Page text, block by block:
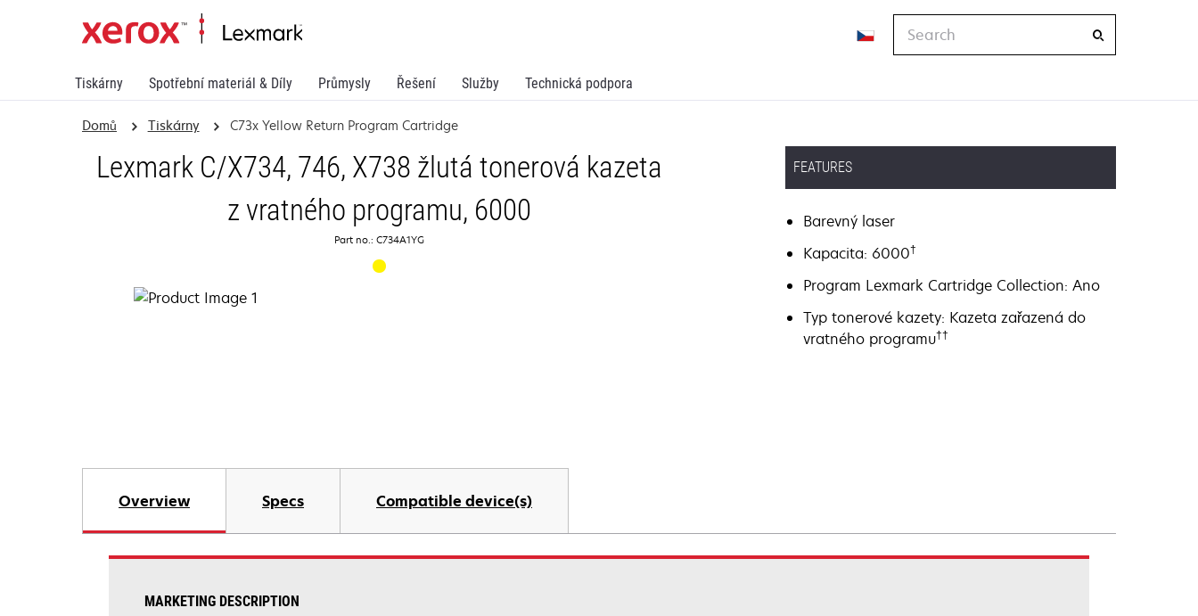
Tiskárny Spotřební materiál & Díly Průmysly Řešení Služby Technická podpora
Domů Tiskárny C73x Yellow Return Program Cartridge
Lexmark C/X734, 746, X738 žlutá tonerová kazeta
z vratného programu, 6000
Part no.: C734A1YG
FEATURES
Barevný laser
Kapacita: 6000†
Program Lexmark Cartridge Collection: Ano
Typ tonerové kazety: Kazeta zařazená do
vratného programu††
Overview Specs Compatible device(s)
MARKETING DESCRIPTION